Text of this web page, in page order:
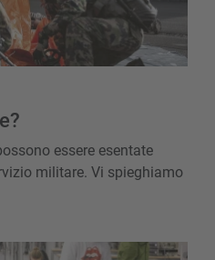
essere esentate
militare. Vi spieghiamo